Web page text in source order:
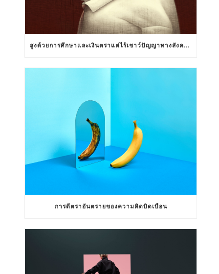
สูงด้วยการศึกษาและเงินตราแต่ไร้เชาว์ปัญญาทางสังคมสัมพันธ์
การตีตราอันตรายของความคิดบิดเบือน